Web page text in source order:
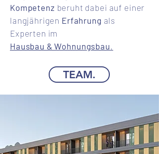
Kompetenz beruht dabei auf einer
langjährigen Erfahrung als
Experten im
Hausbau & Wohnungsbau.
TEAM.